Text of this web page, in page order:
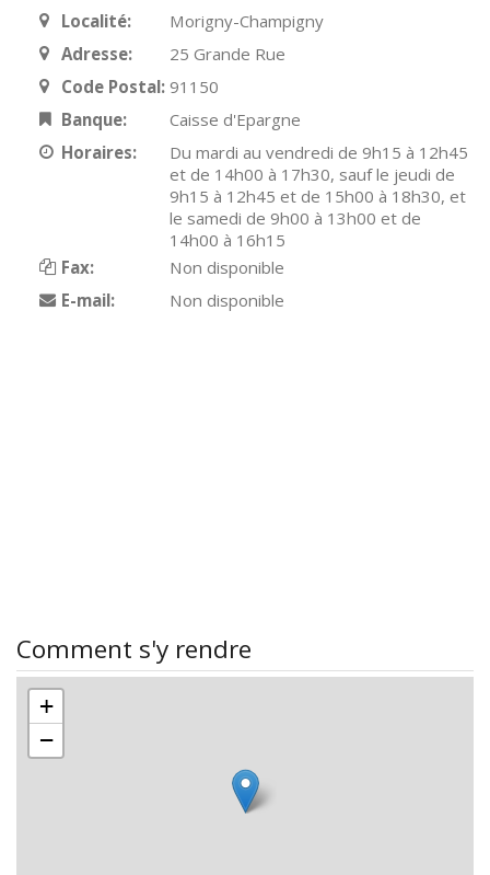
Localité:
Morigny-Champigny
Adresse:
25 Grande Rue
Code Postal: 91150
Banque:
Caisse d'Epargne
Horaires:
Du mardi au vendredi de 9h15 à 12h45
et de 14h00 à 17h30, sauf le jeudi de
9h15 à 12h45 et de 15h00 à 18h30, et
le samedi de 9h00 à 13h00 et de
14h00 à 16h15
Fax:
Non disponible
E-mail:
Non disponible
Comment s'y rendre
+
−